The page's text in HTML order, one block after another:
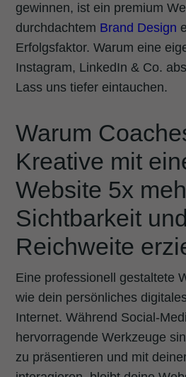
gewinnen, ist ein premium
durchdachtem Brand Design
Erfolgsfaktor. Warum eine
Instagram, LinkedIn & Co.
Lass uns tiefer eintauchen.
Warum
Kreative mit
Website 5x
Sichtbarkeit und
Reichweite
Eine professionell gestaltete
wie dein persönliches
Internet. Während Social-
hervorragende Werkzeuge
zu präsentieren und mit